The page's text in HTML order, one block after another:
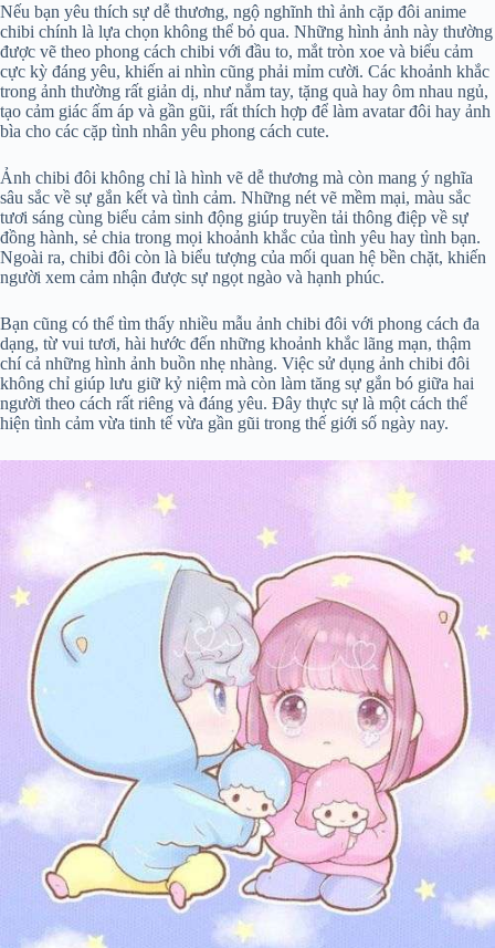
Nếu bạn yêu thích sự dễ thương, ngộ nghĩnh thì ảnh cặp đôi anime
chibi chính là lựa chọn không thể bỏ qua. Những hình ảnh này thường
được vẽ theo phong cách chibi với đầu to, mắt tròn xoe và biểu cảm
cực kỳ đáng yêu, khiến ai nhìn cũng phải mỉm cười. Các khoảnh khắc
trong ảnh thường rất giản dị, như nắm tay, tặng quà hay ôm nhau ngủ,
tạo cảm giác ấm áp và gần gũi, rất thích hợp để làm avatar đôi hay ảnh
bìa cho các cặp tình nhân yêu phong cách cute.
Ảnh chibi đôi không chỉ là hình vẽ dễ thương mà còn mang ý nghĩa
sâu sắc về sự gắn kết và tình cảm. Những nét vẽ mềm mại, màu sắc
tươi sáng cùng biểu cảm sinh động giúp truyền tải thông điệp về sự
đồng hành, sẻ chia trong mọi khoảnh khắc của tình yêu hay tình bạn.
Ngoài ra, chibi đôi còn là biểu tượng của mối quan hệ bền chặt, khiến
người xem cảm nhận được sự ngọt ngào và hạnh phúc.
Bạn cũng có thể tìm thấy nhiều mẫu ảnh chibi đôi với phong cách đa
dạng, từ vui tươi, hài hước đến những khoảnh khắc lãng mạn, thậm
chí cả những hình ảnh buồn nhẹ nhàng. Việc sử dụng ảnh chibi đôi
không chỉ giúp lưu giữ kỷ niệm mà còn làm tăng sự gắn bó giữa hai
người theo cách rất riêng và đáng yêu. Đây thực sự là một cách thể
hiện tình cảm vừa tinh tế vừa gần gũi trong thế giới số ngày nay.